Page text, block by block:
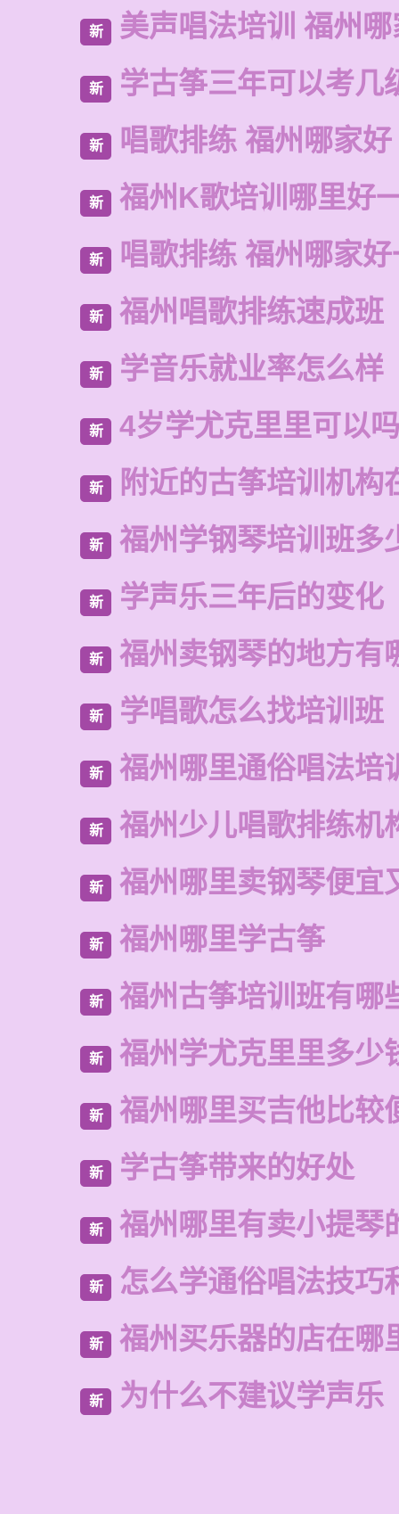
新 美声唱法培训 福州
新 学古筝三年可以考几
新 唱歌排练 福州哪家好
新 福州K歌培训哪里好
新 唱歌排练 福州哪家
新 福州唱歌排练速成班
新 学音乐就业率怎么样
新 4岁学尤克里里可以吗
新 附近的古筝培训机构
新 福州学钢琴培训班多
新 学声乐三年后的变化
新 福州卖钢琴的地方有
新 学唱歌怎么找培训班
新 福州哪里通俗唱法培
新 福州少儿唱歌排练机
新 福州哪里卖钢琴便宜
新 福州哪里学古筝
新 福州古筝培训班有哪
新 福州学尤克里里多少
新 福州哪里买吉他比较
新 学古筝带来的好处
新 福州哪里有卖小提琴
新 怎么学通俗唱法技巧
新 福州买乐器的店在哪
新 为什么不建议学声乐